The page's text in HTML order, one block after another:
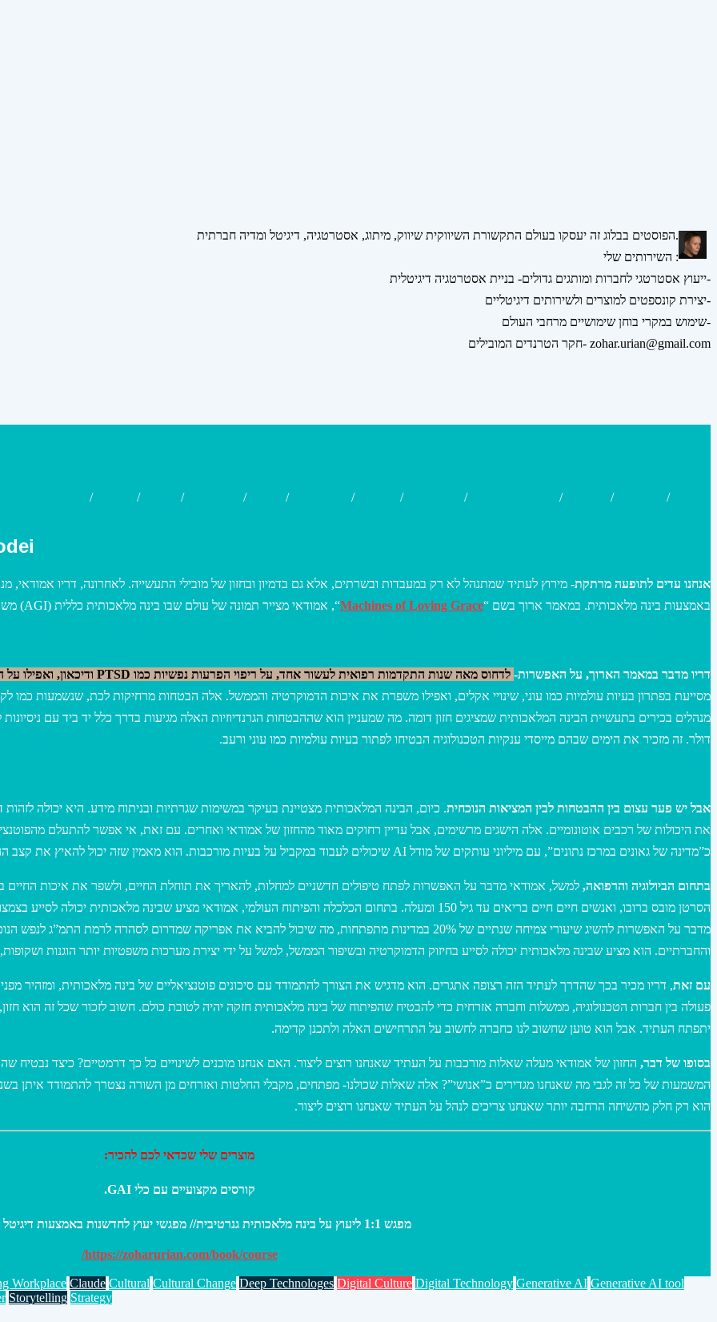
הפוסטים בבלוג זה יעסקו בעולם התקשורת השיווקית שיווק, מיתוג, אסטרטגיה, דיגיטל ומדיה חברתית.
השירותים שלי :
ייעוץ אסטרטגי לחברות ומותגים גדולים- בניית אסטרטגיה דיגיטלית-
יצירת קונספטים למוצרים ולשירותים דיגיטליים-
שימוש במקרי בוחן שימושיים מרחבי העולם-
חקר הטרנדים המובילים- zohar.urian@gmail.com
/ / / / / / / / / /
/
אנחנו עדים לתופעה מרתקת-
באמצעות בינה מלאכותית. במאמר ארוך בשם “Machines of Loving Grace“, אמודאי מצייר תמונה של עולם שבו בינה מלאכותית כללית (AGI) משנה את פני האנושות.
דריו מדבר במאמר הארוך, על האפשרות- לדחוס מאה שנות התקדמות רפואית לעשור אחד, על ריפוי הפרעות נפשיות כמו PTSD ודיכאון, ואפילו על העלאת התודעה האנושית לענן.
מסייעת בפתרון בעיות עולמיות כמו עוני, שינויי אקלים, ואפילו משפרת את איכות הדמוקרטיה והממשל. אלה הבטחות מרחיקות לכת, שנשמעות
דולר. זה מזכיר את הימים שבהם מייסדי ענקיות הטכנולוגיה הבטיחו לפתור בעיות עולמיות כמו עוני ורעב.
אבל יש פער עצום בין ההבטחות לבין המציאות הנוכחית. כיום, הבינה המלאכותית מצטיינת בעיקר במשימות שגרתיות ובניתוח מידע. היא יכולה
את היכולות של רכבים אוטונומיים. אלה הישגים מרשימים, אבל עדיין רחוקים מאוד מהחזון של אמודאי ואחרים. עם זאת, אי אפשר להתעלם
כ”מדינה של גאונים במרכז נתונים”, עם מיליוני עותקים של מודל AI שיכולים לעבוד במקביל על בעיות מורכבות. הוא מאמין שזה יכול להאיץ את קצב ההתקדמות המדעית פי 10 או יותר.
בתחום הביולוגיה והרפואה, למשל, אמודאי מדבר על האפשרות לפתח טיפולים חדשניים למחלות, להאריך את תוחלת החיים, ולשפר את איכות החיים
הסרטן מובס ברובו, ואנשים חיים חיים בריאים עד גיל 150 ומעלה. בתחום הכלכלה והפיתוח העולמי, אמודאי מציע שבינה
והחברתיים. הוא מציע שבינה מלאכותית יכולה לסייע בחיזוק הדמוקרטיה ובשיפור הממשל, למשל על ידי יצירת מערכות משפטיות יותר הוגנות
עם זאת, דריו מכיר בכך שהדרך לעתיד הזה רצופה אתגרים. הוא מדגיש את הצורך להתמודד עם סיכונים פוטנציאליים של בינה מלאכותית, ומזהיר
פעולה בין חברות הטכנולוגיה, ממשלות וחברה אזרחית כדי להבטיח שהפיתוח של בינה מלאכותית חזקה יהיה לטובת כולם. חשוב לזכור שכל זה הוא
יתפתח העתיד. אבל הוא טוען שחשוב לנו כחברה לחשוב על התרחישים האלה ולתכנן קדימה.
בסופו של דבר, החזון של אמודאי מעלה שאלות מורכבות על העתיד שאנחנו רוצים ליצור. האם אנחנו מוכנים לשינויים כל כך דרמטיים? כיצד נבטיח
המשמעות של כל זה לגבי מה שאנחנו מגדירים כ”אנושי”? אלה שאלות שכולנו- מפתחים, מקבלי החלטות ואזרחים מן השורה נצטרך להתמודד איתן
הוא רק חלק מהשיחה הרחבה יותר שאנחנו צריכים לנהל על העתיד שאנחנו רוצים ליצור.
מוצרים שלי שכדאי לכם להכיר:
קורסים מקצועיים עם כלי GAI.
מפגש 1:1 ליעוץ על בינה מלאכותית גנרטיבית// מפגשי יעוץ לחדשנות באמצעות דיגיטל וטכנולוגיות.
https://zoharurian.com/book/course/
Workplace Claude Cultural Cultural Change Deep Technologes Digital Culture Digital Technology Generative AI Generative AI tool
Storytelling Strategy